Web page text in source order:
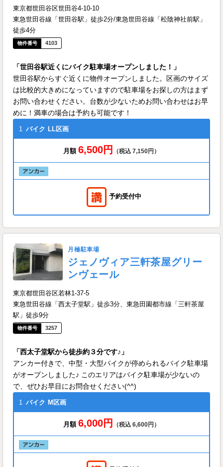
東京都世田谷区世田谷4-10-10
東急世田谷線「世田谷駅」徒歩2分/東急世田谷線「松陰神社前駅」
徒歩4分
4103
「世田谷駅近くにバイク駐車場オープンしました！」
世田谷駅からすぐ近くに物件オープンしました。区画のサイズ
は比較的大きめになっていますので駐車場をお探しの方はまず
お問い合わせください。台数が少ないためお問い合わせはお早
めに！満車の場合は予約も可能です！
1 バイク LL区画
月額 6,500円 （税込 7,150円）
予約受付中
月極駐車場
ジェノヴィア三軒茶屋グリー
ンヴェール
東京都世田谷区若林1-37-5
東急世田谷線「西太子堂駅」徒歩3分、東急田園都市線「三軒茶屋
駅」徒歩9分
3257
「西太子堂駅から徒歩約３分です♪」
アンカー付きで、中型・大型バイクが停められるバイク駐車場
がオープンしました♪ このエリアはバイク駐車場が少ないの
で、ぜひお早目にお問合せください(^^)
1 バイク M区画
月額 6,000円 （税込 6,600円）